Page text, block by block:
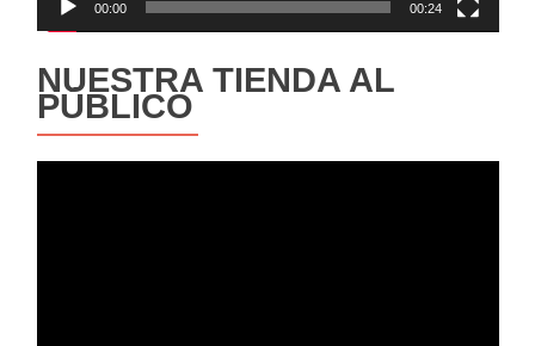
00:00 00:24
NUESTRA TIENDA AL
PÚBLICO